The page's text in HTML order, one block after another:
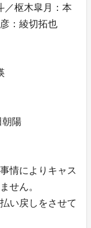
／枢木皐月：本
：綾切拓也
朝陽
情によりキャス
せん。
い戻しをさせて